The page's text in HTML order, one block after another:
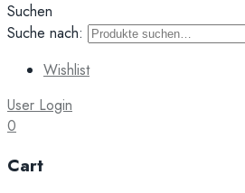
Suchen
Suche nach:
Wishlist
User Login
0
Cart